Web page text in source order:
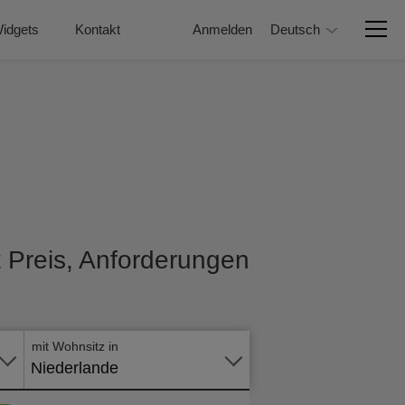
Kontakt Anmelden Deutsch
Anforderungen
mit Wohnsitz in
Niederlande